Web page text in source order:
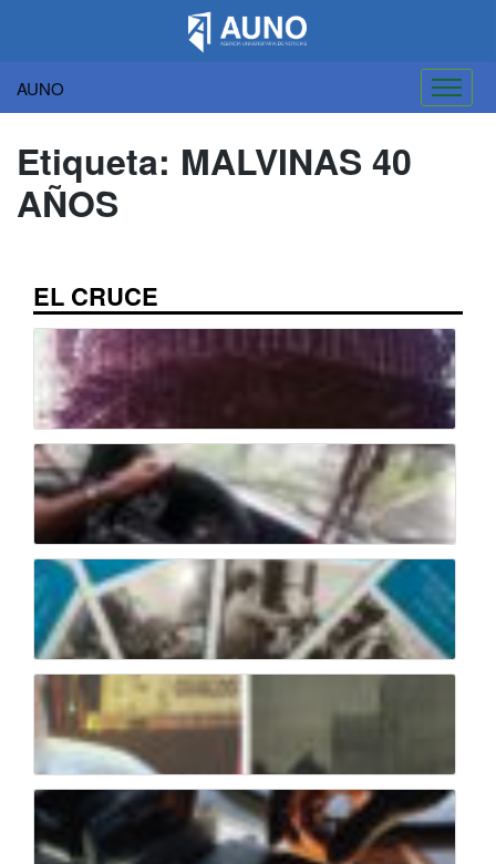
AUNO
contenido
Etiqueta: MALVINAS 40
AÑOS
EL CRUCE